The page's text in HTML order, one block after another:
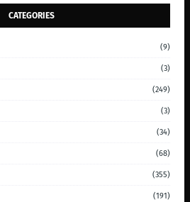
CATEGORIES
(9)
(3)
(249)
(3)
(34)
(68)
(355)
(191)